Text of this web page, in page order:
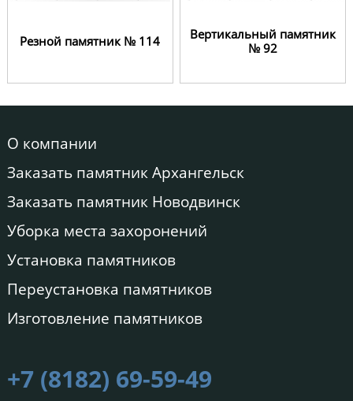
Резной памятник № 114
Вертикальный памятник
№ 92
О компании
Заказать памятник Архангельск
Заказать памятник Новодвинск
Уборка места захоронений
Установка памятников
Переустановка памятников
Изготовление памятников
+7 (8182) 69-59-49